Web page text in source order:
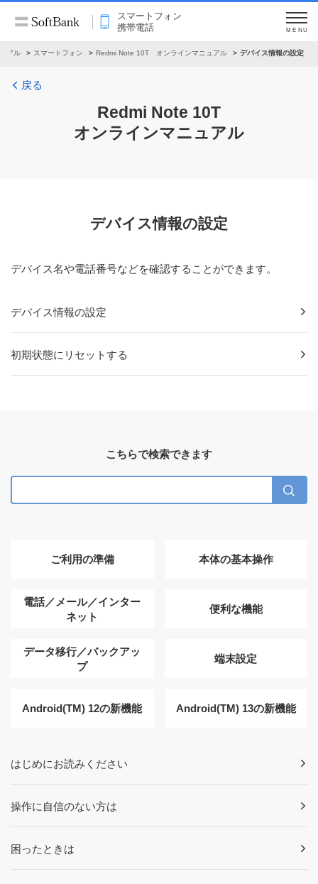
スマートフォン
携帯電話
MENU
アル スマートフォン Redmi Note 10T オンラインマニュアル デバイス情報の設定
戻る
Redmi Note 10T
オンラインマニュアル
デバイス情報の設定
デバイス名や電話番号などを確認することができます。
デバイス情報の設定
初期状態にリセットする
こちらで検索できます
ご利用の準備 本体の基本操作
電話／メール／インター
ネット
便利な機能
データ移行／バックアッ
プ
端末設定
Android(TM) 12の新機能 Android(TM) 13の新機能
はじめにお読みください
操作に自信のない方は
困ったときは